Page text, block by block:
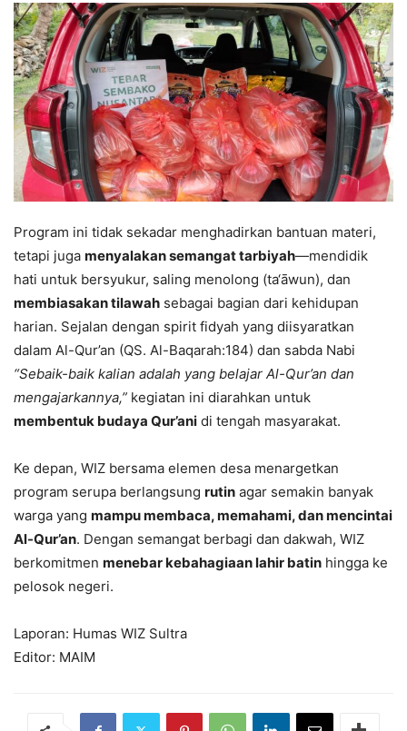
Program ini tidak sekadar menghadirkan bantuan materi,
tetapi juga menyalakan semangat tarbiyah—mendidik
hati untuk bersyukur, saling menolong (ta‘āwun), dan
membiasakan tilawah sebagai bagian dari kehidupan
harian. Sejalan dengan spirit fidyah yang diisyaratkan
dalam Al-Qur’an (QS. Al-Baqarah:184) dan sabda Nabi
“Sebaik-baik kalian adalah yang belajar Al-Qur’an dan
mengajarkannya,” kegiatan ini diarahkan untuk
membentuk budaya Qur’ani di tengah masyarakat.
Ke depan, WIZ bersama elemen desa menargetkan
program serupa berlangsung rutin agar semakin banyak
warga yang mampu membaca, memahami, dan mencintai
Al-Qur’an. Dengan semangat berbagi dan dakwah, WIZ
berkomitmen menebar kebahagiaan lahir batin hingga ke
pelosok negeri.
Laporan: Humas WIZ Sultra
Editor: MAIM